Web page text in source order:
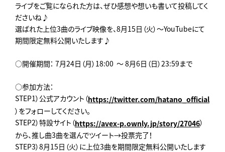
ライブをご覧になられた方は、ぜひ感想や想いも書いて投稿してく
ださいね♪
選ばれた上位3曲のライブ映像を、8月15日（火）～YouTubeにて
期間限定無料公開いたします♪
○開催期間： 7月24日（月）18:00 ～ 8月6日（日）23:59まで
○参加方法：
STEP1）公式アカウント（https://twitter.com/hatano_official
）をフォローしてください。
STEP2）特設サイト（https://avex-p.ownly.jp/story/27046）
から、推し曲3曲を選んでツイート→投票完了！
STEP3）8月15日（火）に上位3曲を期間限定無料公開いたします